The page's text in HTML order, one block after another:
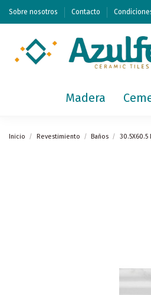
Sobre nosotros Contacto
Madera
Inicio Revestimiento Baños 30.5X60.5